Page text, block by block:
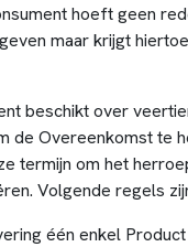
hoeft geen
maar krijgt
beschikt over
de Overeenkomst te
termijn om het
Volgende regels
één enkel Product